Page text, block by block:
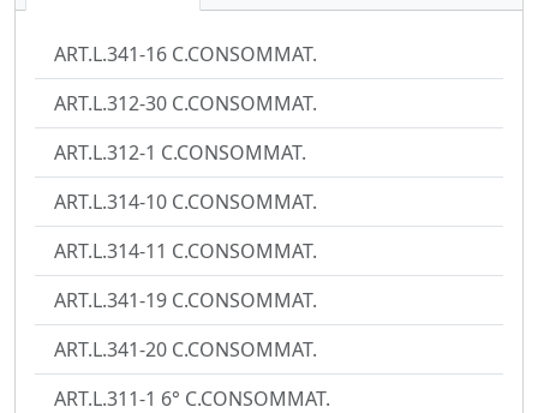
ART.L.341-16 C.CONSOMMAT.
ART.L.312-30 C.CONSOMMAT.
ART.L.312-1 C.CONSOMMAT.
ART.L.314-10 C.CONSOMMAT.
ART.L.314-11 C.CONSOMMAT.
ART.L.341-19 C.CONSOMMAT.
ART.L.341-20 C.CONSOMMAT.
ART.L.311-1 6° C.CONSOMMAT.